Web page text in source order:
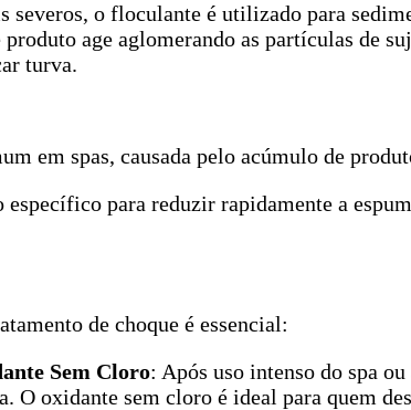
severos, o floculante é utilizado para
produto age aglomerando as partículas de
turva.
em spas, causada pelo acúmulo de
específico para reduzir rapidamente a
de choque é essencial:
Sem Cloro: Após uso intenso do spa
O oxidante sem cloro é ideal para quem